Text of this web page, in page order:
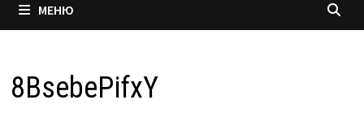
МЕНЮ
8BsebePifxY